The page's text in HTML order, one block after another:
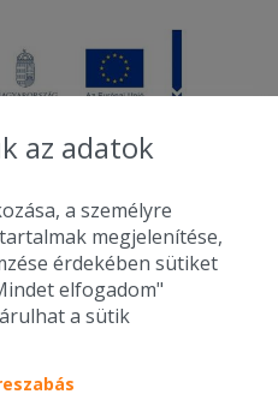
- Diston-line Kft.
áron, egy helyen az összes
étterem ajánlata.
az adatok
a személyre
megjelenítése,
érdekében sütiket
elfogadom"
a sütik